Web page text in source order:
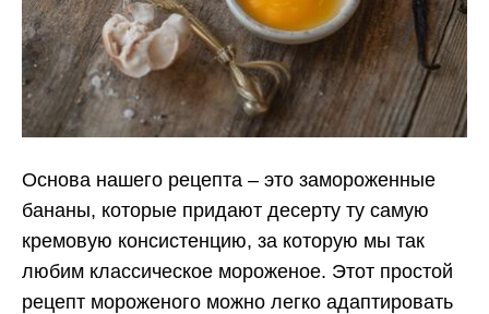
Основа нашего рецепта – это замороженные
бананы, которые придают десерту ту самую
кремовую консистенцию, за которую мы так
любим классическое мороженое. Этот простой
рецепт мороженого можно легко адаптировать